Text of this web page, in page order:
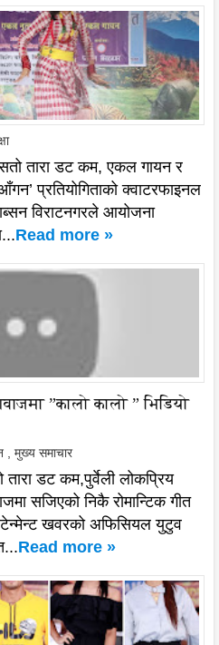
तारा डट कम, एकल गायन र
प्रतियोगिताको क्वाटरफाइनल
विराटनगरले आयोजना
Read more »
”कालो कालो ” भिडियो
मुख्य समाचार
डट कम,पुर्वेली लोकप्रिय
सजिएको निकै रोमान्टिक गीत
खवरको अफिसियल युटुव
Read more »